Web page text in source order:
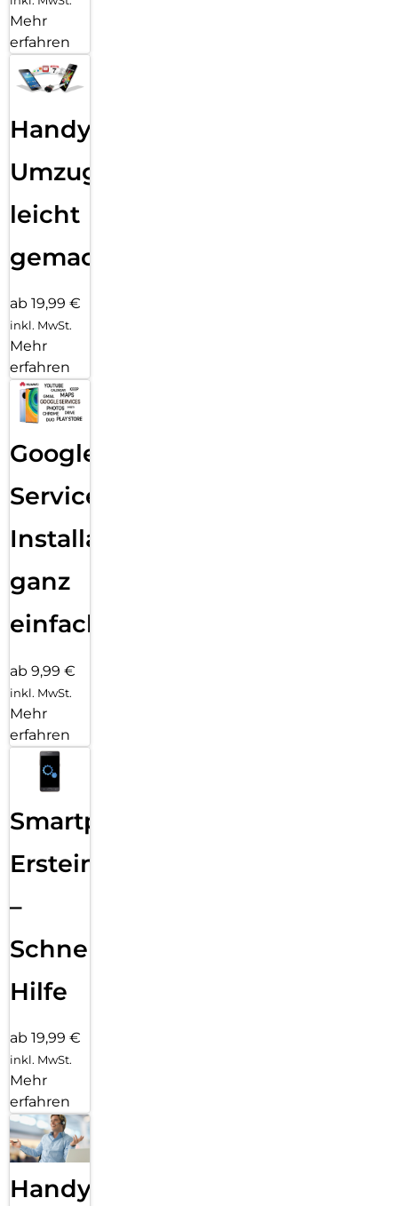
Mehr
erfahren
Handy
Umzug
leicht
gemacht!
ab 19,99 €
inkl. MwSt.
Mehr
erfahren
Google
Services
Installation
ganz
einfach
ab 9,99 €
inkl. MwSt.
Mehr
erfahren
Smartphone
Ersteinrichtung
–
Schnelle
Hilfe
ab 19,99 €
inkl. MwSt.
Mehr
erfahren
Handy